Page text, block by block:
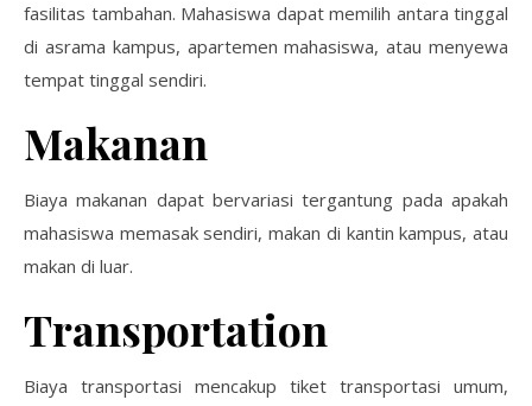
fasilitas tambahan. Mahasiswa dapat memilih antara tinggal
di asrama kampus, apartemen mahasiswa, atau menyewa
tempat tinggal sendiri.
Makanan
Biaya makanan dapat bervariasi tergantung pada apakah
mahasiswa memasak sendiri, makan di kantin kampus, atau
makan di luar.
Transportation
Biaya transportasi mencakup tiket transportasi umum,